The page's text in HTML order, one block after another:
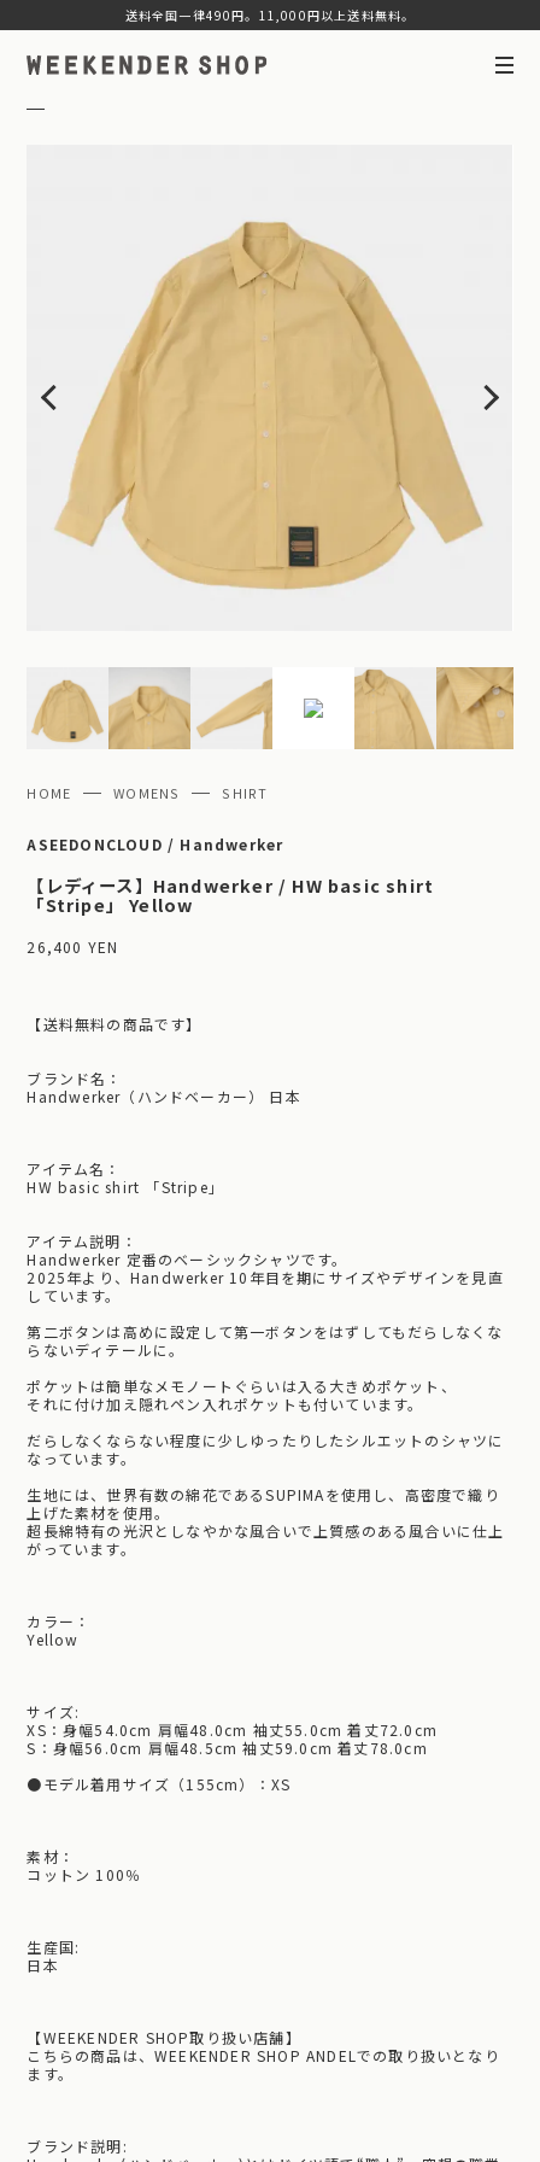
HOME WOMENS SHIRT
ASEEDONCLOUD / Handwerker
【レディース】Handwerker / HW basic shirt
「Stripe」 Yellow
26,400 YEN
【送料無料の商品です】
ブランド名：
Handwerker（ハンドベーカー） 日本
アイテム名：
HW basic shirt 「Stripe」
アイテム説明：
Handwerker 定番のベーシックシャツです。
2025年より、Handwerker 10年目を期にサイズやデザインを見直
しています。
第二ボタンは高めに設定して第一ボタンをはずしてもだらしなくな
らないディテールに。
ポケットは簡単なメモノートぐらいは入る大きめポケット、
それに付け加え隠れペン入れポケットも付いています。
だらしなくならない程度に少しゆったりしたシルエットのシャツに
なっています。
生地には、世界有数の綿花であるSUPIMAを使用し、高密度で織り
上げた素材を使用。
超長綿特有の光沢としなやかな風合いで上質感のある風合いに仕上
がっています。
カラー：
Yellow
サイズ:
XS：身幅54.0cm 肩幅48.0cm 袖丈55.0cm 着丈72.0cm
S：身幅56.0cm 肩幅48.5cm 袖丈59.0cm 着丈78.0cm
●モデル着用サイズ（155cm）：XS
素材：
コットン 100％
生産国:
日本
【WEEKENDER SHOP取り扱い店舗】
こちらの商品は、WEEKENDER SHOP ANDELでの取り扱いとなり
ます。
ブランド説明:
送料全国一律490円。11,000円以上送料無料。